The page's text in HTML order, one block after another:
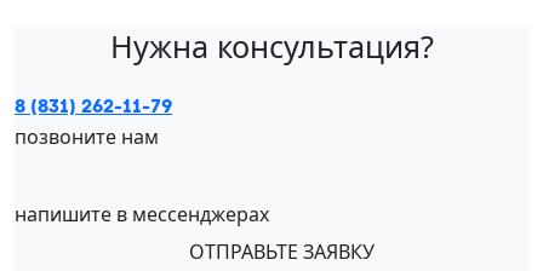
Нужна консультация?
8 (831) 262-11-79
позвоните нам
напишите в мессенджерах
ОТПРАВЬТЕ ЗАЯВКУ